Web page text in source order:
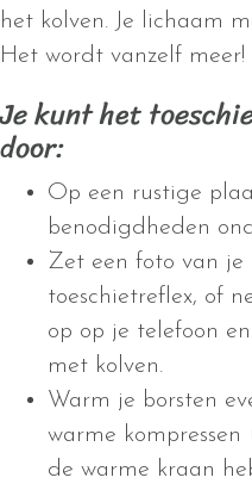
het kolven. Je lichaam
Het wordt vanzelf meer!
Je kunt het
door:
Op een rustige
benodigdheden
Zet een foto van
toeschietreflex, of
op op je telefoon
met kolven.
Warm je borsten
warme
de warme kraan